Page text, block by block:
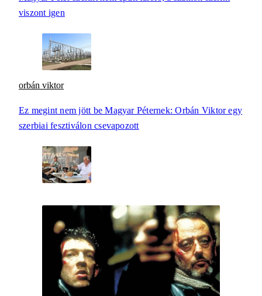
viszont igen
orbán viktor
Ez megint nem jött be Magyar Péternek: Orbán Viktor egy
szerbiai fesztiválon csevapozott